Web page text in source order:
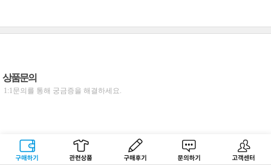
구매하기 관련상품 상품후기 문의하기 고객센터
상품문의
1:1문의를 통해 궁금증을 해결하세요.